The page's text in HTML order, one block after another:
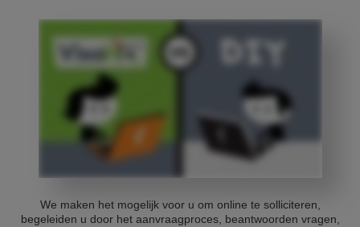
We maken het mogelijk voor u om online te solliciteren,
begeleiden u door het aanvraagproces, beantwoorden vragen,